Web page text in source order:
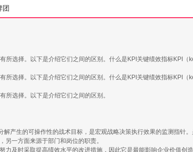
团
所选择。以下是介绍它们之间的区别。什么是KPI关键绩效指标KPI
所选择。以下是介绍它们之间的区别。什么是KPI关键绩效指标KPI
所选择。以下是介绍它们之间的区别。
产生的可操作性的战术目标，是宏观战略决策执行效果的监测指针
一方面来源于部门和岗位的职责。
及时采取提高绩效水平的改进措施，因此它是最能影响企业价值创造